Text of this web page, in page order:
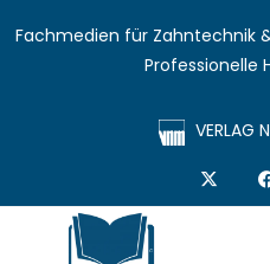
Fachmedien für Zahntechnik
Professionelle
VERLAG